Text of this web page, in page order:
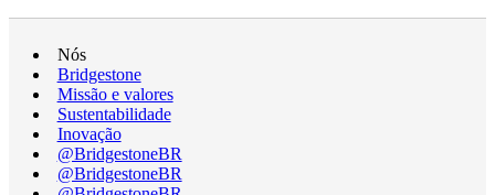
Nós
Bridgestone
Missão e valores
Sustentabilidade
Inovação
@BridgestoneBR
@BridgestoneBR